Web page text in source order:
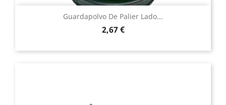
Guardapolvo De Palier Lado...
Precio
2,67 €